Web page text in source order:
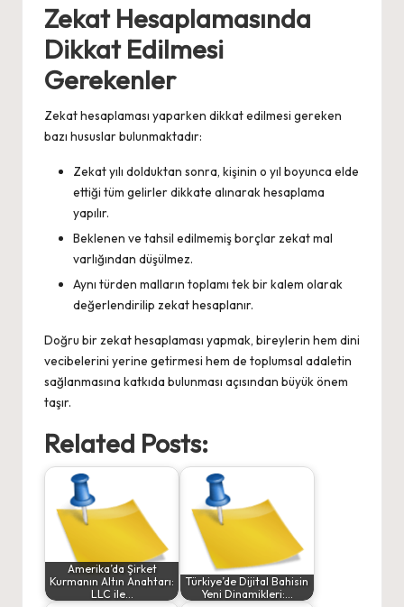
Zekat Hesaplamasında
Dikkat Edilmesi
Gerekenler
Zekat hesaplaması yaparken dikkat edilmesi gereken
bazı hususlar bulunmaktadır:
Zekat yılı dolduktan sonra, kişinin o yıl boyunca elde
ettiği tüm gelirler dikkate alınarak hesaplama
yapılır.
Beklenen ve tahsil edilmemiş borçlar zekat mal
varlığından düşülmez.
Aynı türden malların toplamı tek bir kalem olarak
değerlendirilip zekat hesaplanır.
Doğru bir zekat hesaplaması yapmak, bireylerin hem dini
vecibelerini yerine getirmesi hem de toplumsal adaletin
sağlanmasına katkıda bulunması açısından büyük önem
taşır.
Related Posts:
Amerika’da Şirket
Kurmanın Altın Anahtarı:
LLC ile…
Türkiye’de Dijital Bahisin
Yeni Dinamikleri:…